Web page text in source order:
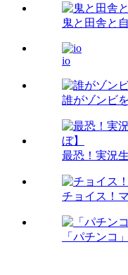
鬼と田舎と
io
誰がゾンビ
最恐！実況
チョイス！
「パチンコ」